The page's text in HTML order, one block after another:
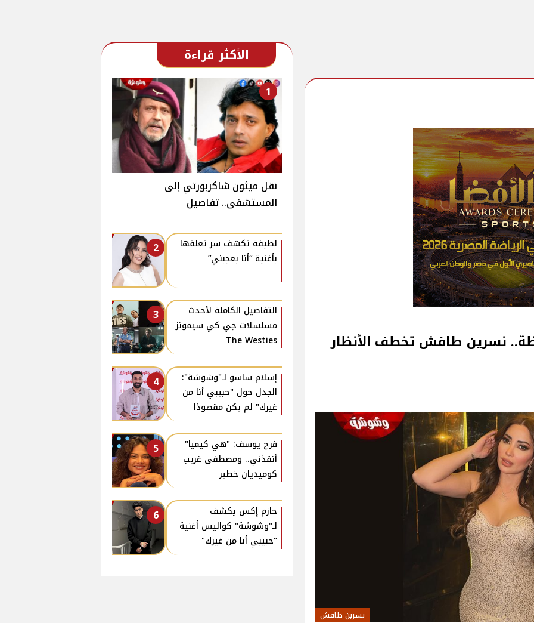
نسرين طافش تخطف الأنظار
نسرين طافش
الأكثر قراءة
1
نقل ميثون شاكربورتي إلى
المستشفى.. تفاصيل
2
لطيفة تكشف سر تعلقها
بأغنية “أنا بعجبني”
3
التفاصيل الكاملة لأحدث
مسلسلات جي كي سيمونز
The Westies
4
إسلام ساسو لـ"وشوشة":
الجدل حول "حبيبي أنا من
غيرك" لم يكن مقصودًا
5
فرح يوسف: "هي كيميا"
أنقذني.. ومصطفى غريب
كوميديان خطير
6
حازم إكس يكشف
لـ"وشوشة" كواليس أغنية
"حبيبي أنا من غيرك"